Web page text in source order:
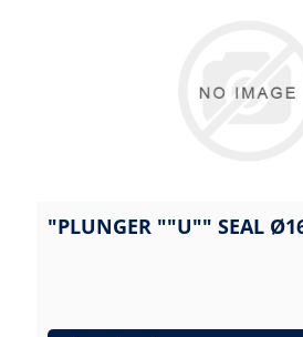
"PLUNGER ""U"" SEAL